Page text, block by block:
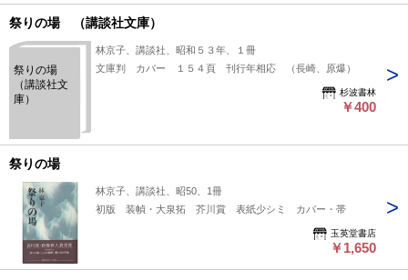
祭りの場 （講談社文庫）
祭りの場
（講談社文
庫）
林京子、講談社、昭和５３年、１冊
文庫判 カバー １５４頁 刊行年相応 （長崎、原爆）
杉波書林
￥400
祭りの場
林京子、講談社、昭50、1冊
初版 装幀・大泉拓 芥川賞 表紙少シミ カバー・帯
玉英堂書店
￥1,650